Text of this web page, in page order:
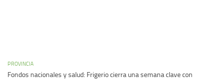
PROVINCIA
Fondos nacionales y salud: Frigerio cierra una semana clave con